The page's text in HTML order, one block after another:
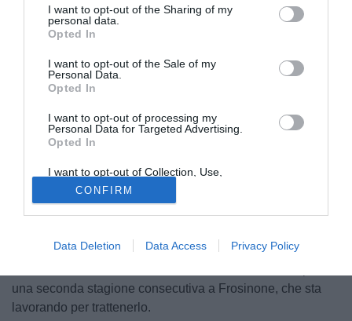
I want to opt-out of the Sharing of my
personal data.
Opted In
I want to opt-out of the Sale of my
Personal Data.
Opted In
I want to opt-out of processing my
Personal Data for Targeted Advertising.
Opted In
I want to opt-out of Collection, Use,
Retention, Sale, and/or Sharing of my
Personal Data that Is Unrelated with the
Purposes for which it was collected.
Opted Out
CONFIRM
Data Deletion Data Access Privacy Policy
Antonio Raimondo
© foto di www.imagephotoagency.it
potrebbe rimanere anche in Serie A. Si tratta di
Antonio
Raimondo, attaccante classe 2004 di proprietà del
gialloblù.
Un'annata in cui ha collezionato 36 presenze con 11 gol in
sul Mantova, decisivo per la promozione. Ora l'agente
una seconda stagione consecutiva a Frosinone, che sta
lavorando per trattenerlo.